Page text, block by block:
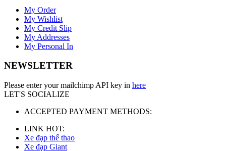
My Order
My Wishlist
My Credit Slip
My Addresses
My Personal In
NEWSLETTER
Please enter your mailchimp API key in here
LET'S SOCIALIZE
ACCEPTED PAYMENT METHODS:
LINK HOT:
Xe đạp thể thao
Xe đạp Giant